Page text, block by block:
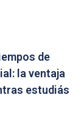
de
la ventaja
estudiás